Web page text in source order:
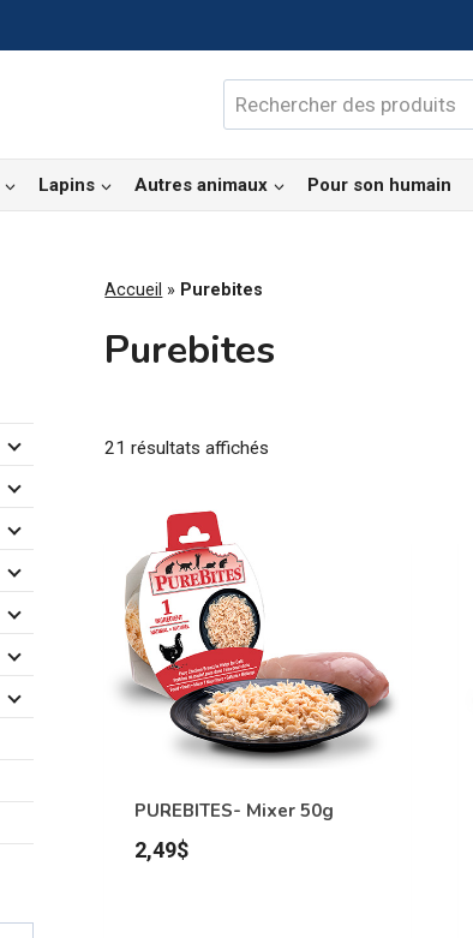
Rechercher :
Lapins Autres animaux Pour son humain
Accueil » Purebites
Purebites
21 résultats affichés
PUREBITES- Mixer 50g
2,49$